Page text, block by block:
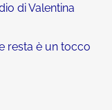
di Valentina
resta è un tocco